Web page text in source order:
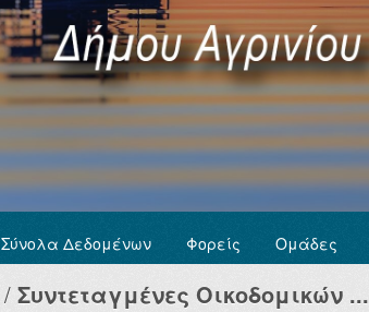
Σύνολα Δεδομένων Φορείς Ομάδες
Συντεταγμένες Oικοδομικών ...